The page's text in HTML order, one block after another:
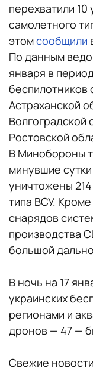
перехватили 10
самолетного
этомсообщили
По данным
января в
беспилотников
Астраханской
Волгоградской
Ростовской
В Минобороны
минувшие
уничтожены
типа ВСУ.
снарядов
производства
большой
В ночь на 17
украинских
регионами и
дронов — 47 —
Свежие